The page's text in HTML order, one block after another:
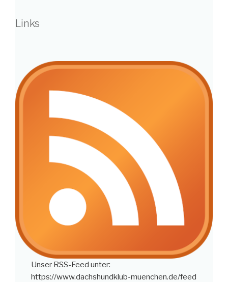
Links
Unser RSS-Feed unter:
https://www.dachshundklub-muenchen.de/feed